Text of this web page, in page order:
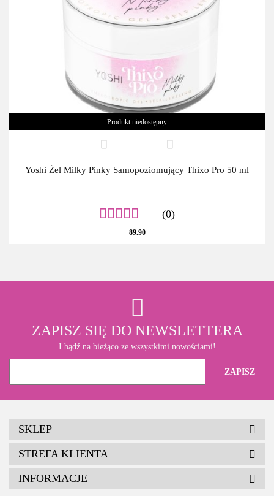
Produkt niedostępny
Yoshi Żel Milky Pinky Samopoziomujący Thixo Pro 50 ml
(0)
89.90
ZAPISZ SIĘ DO NEWSLETTERA
I bądź na bieżąco ze wszystkimi nowościami!
SKLEP
STREFA KLIENTA
INFORMACJE